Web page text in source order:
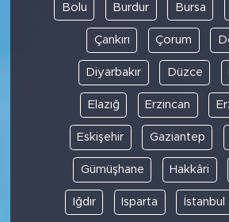
Bolu Burdur Bursa
Çankırı Çorum
Diyarbakır Düzce
Elazığ Erzincan
Eskişehir Gaziantep
Gümüşhane Hakkâri
Iğdır Isparta İstanbul